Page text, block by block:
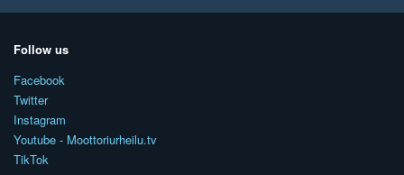
Follow us
Facebook
Twitter
Instagram
Youtube - Moottoriurheilu.tv
TikTok